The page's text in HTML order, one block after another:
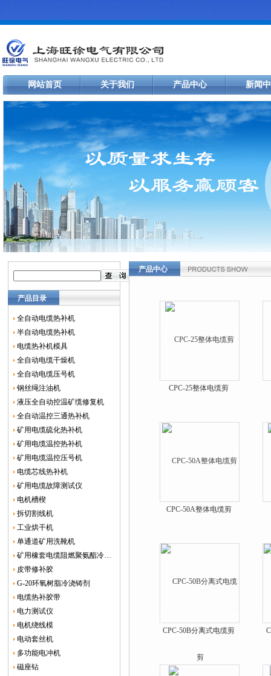
网站首页 关于我们 产品中心 新闻
产品目录
全自动电缆热补机
半自动电缆热补机
电缆热补机模具
全自动电缆干燥机
全自动电缆压号机
钢丝绳注油机
液压全自动控温矿缆修复机
全自动温控三通热补机
矿用电缆硫化热补机
矿用电缆温控热补机
矿用电缆温控压号机
电缆芯线热补机
矿用电缆故障测试仪
电机槽楔
拆切割线机
工业烘干机
单通道矿用洗靴机
矿用橡套电缆阻燃聚氨酯冷补胶
皮带修补胶
G-20环氧树脂冷浇铸剂
电缆热补胶带
电力测试仪
电机绕线模
电动套丝机
多功能电冲机
磁座钻
产品中心
CPC-25整体电缆剪
CPC-50A整体电缆剪
CPC-50B分离式电缆剪